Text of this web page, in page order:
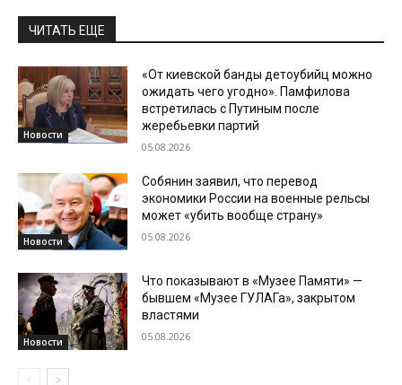
ЧИТАТЬ ЕЩЕ
Новости
«От киевской банды детоубийц можно
ожидать чего угодно». Памфилова
встретилась с Путиным после
жеребьевки партий
05.08.2026
Новости
Собянин заявил, что перевод
экономики России на военные рельсы
может «убить вообще страну»
05.08.2026
Новости
Что показывают в «Музее Памяти» —
бывшем «Музее ГУЛАГа», закрытом
властями
05.08.2026